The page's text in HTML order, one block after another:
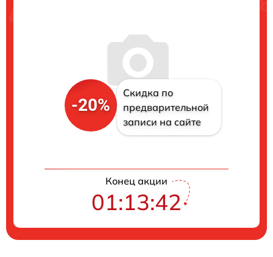
-20%
Скидка по
предварительной
записи на сайте
Конец акции
01:13:41